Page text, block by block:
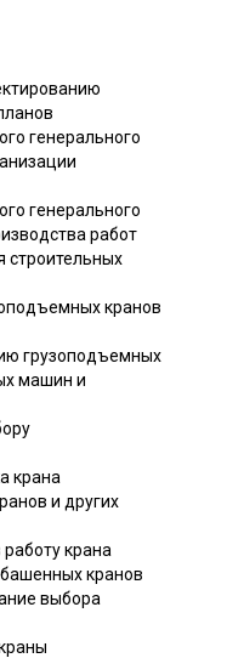
генерального
генерального
работ
строительных
кранов
грузоподъемных
машин и
крана
и других
крана
кранов
выбора